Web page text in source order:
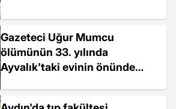
Gazeteci Uğur Mumcu
ölümünün 33. yılında
Ayvalık'taki evinin önünde